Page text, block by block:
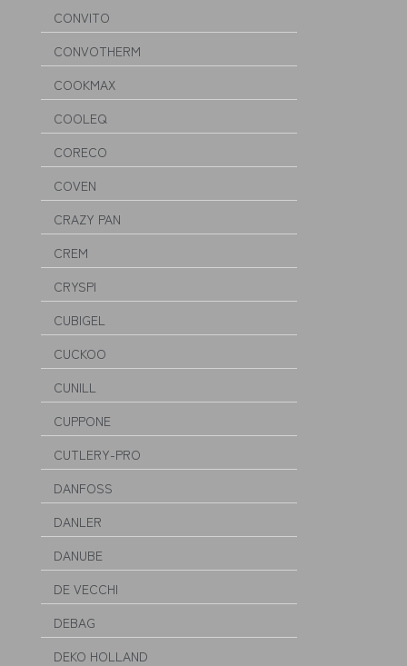
CONVITO
CONVOTHERM
COOKMAX
COOLEQ
CORECO
COVEN
CRAZY PAN
CREM
CRYSPI
CUBIGEL
CUCKOO
CUNILL
CUPPONE
CUTLERY-PRO
DANFOSS
DANLER
DANUBE
DE VECCHI
DEBAG
DEKO HOLLAND